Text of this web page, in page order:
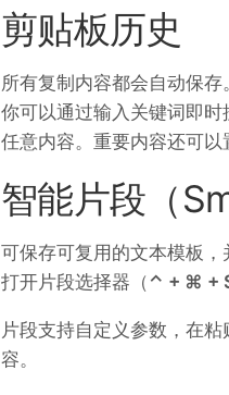
形
设
计
体
娱
剪贴板历史
所有复制内容都会自动保存。
你可以通过输入关键词即
任意内容。重要内容还可以
智能片段（
可保存可复用的文本模板，
打开片段选择器（ ⌃ + ⌘ +
片段支持自定义参数，在
容。